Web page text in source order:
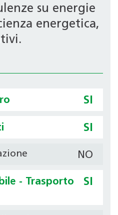
su energie
energetica,
SI
SI
NO
- Trasporto
SI